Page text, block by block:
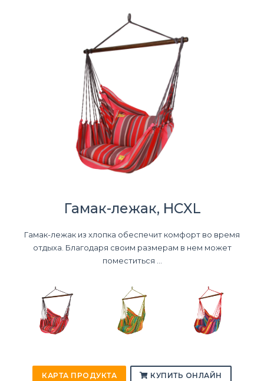
Гамак-лежак, HCXL
Гамак-лежак из хлопка обеспечит комфорт во время
отдыха. Благодаря своим размерам в нем может
поместиться ...
КАРТА ПРОДУКТА КУПИТЬ ОНЛАЙН